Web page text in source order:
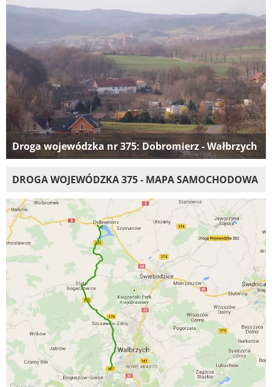
Droga wojewódzka nr 375: Dobromierz - Wałbrzych
DROGA WOJEWÓDZKA 375 - MAPA SAMOCHODOWA